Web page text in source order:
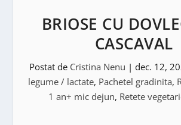
BRIOSE CU
CASCAVAL
Postat de Cristina Nenu | dec. 12,
legume / lactate, Pachetel gradinita,
1 an+ mic dejun, Retete